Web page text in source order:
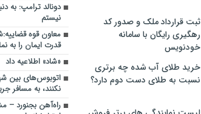
ثبت قرارداد ملک و صدور کد
رهگیری رایگان با سامانه
خودنویس
خرید طلای آب شده چه برتری
نسبت به طلای دست دوم دارد؟
نیستم
معاون قوه
قدرت ایمان را به
«شاد» اطلاعیه داد
اتوبوس‌های بین
نکنند، به مسافر